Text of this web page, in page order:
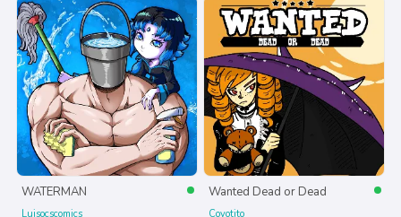
WATERMAN
Luisocscomics
Wanted Dead or Dead
Coyotito